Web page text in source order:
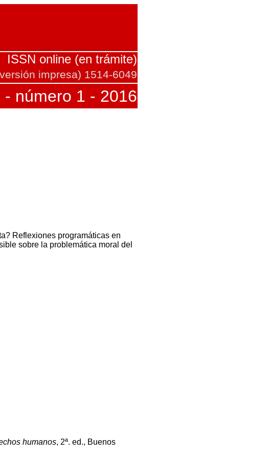
ISSN online (en trámite)
impresa) 1514-6049
- número 1 - 2016
Reflexiones programáticas en
sobre la problemática moral del
humanos, 2ª. ed., Buenos